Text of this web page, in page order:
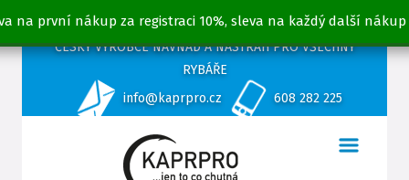
na první nákup za registraci 10%, sleva na každý další nákup
ČESKÝ VÝROBCE NÁVNAD A NÁSTRAH PRO VŠECHNY
RYBÁŘE
info@kaprpro.cz
608 282 225